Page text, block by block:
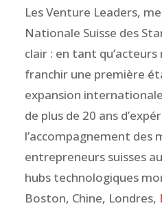
Les Venture Leaders,
Nationale Suisse des
clair : en tant
franchir une première
expansion
de plus de 20 ans
l’accompagnement des
entrepreneurs suisses
hubs technologiques
Boston, Chine, Londres,